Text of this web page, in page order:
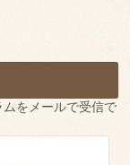
をメールで受信で